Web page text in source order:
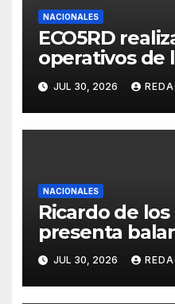
NACIONALES
ECO5RD
operativos de
diferentes
municipios
JUL 30, 2026
NACIONALES
Ricardo de los
presenta
con 416
y avances
Senado
JUL 30, 2026